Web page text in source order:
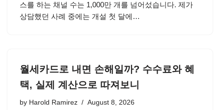
스를 하는 채널 수는 1,000만 개를 넘어섰습니다. 제가
상담했던 사례 중에는 개설 첫 달에…
월세카드로 내면 손해일까? 수수료와 혜
택, 실제 계산으로 따져보니
by Harold Ramirez August 8, 2026